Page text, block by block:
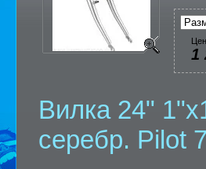
1
Вилка 24"
серебр. Pilot